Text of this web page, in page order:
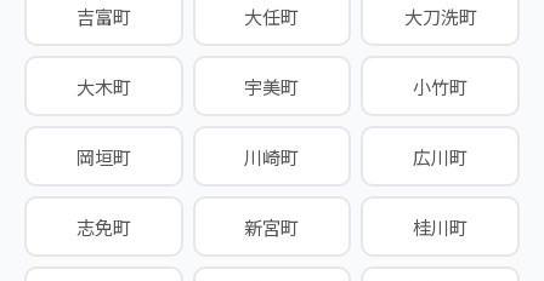
吉富町 大任町 大刀洗町
大木町 宇美町 小竹町
岡垣町 川崎町 広川町
志免町 新宮町 桂川町